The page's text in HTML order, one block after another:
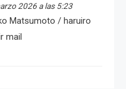
2026 a las 5:23
Matsumoto / haruiro
mail